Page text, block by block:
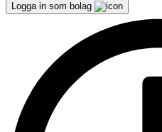
Logga in som bolag